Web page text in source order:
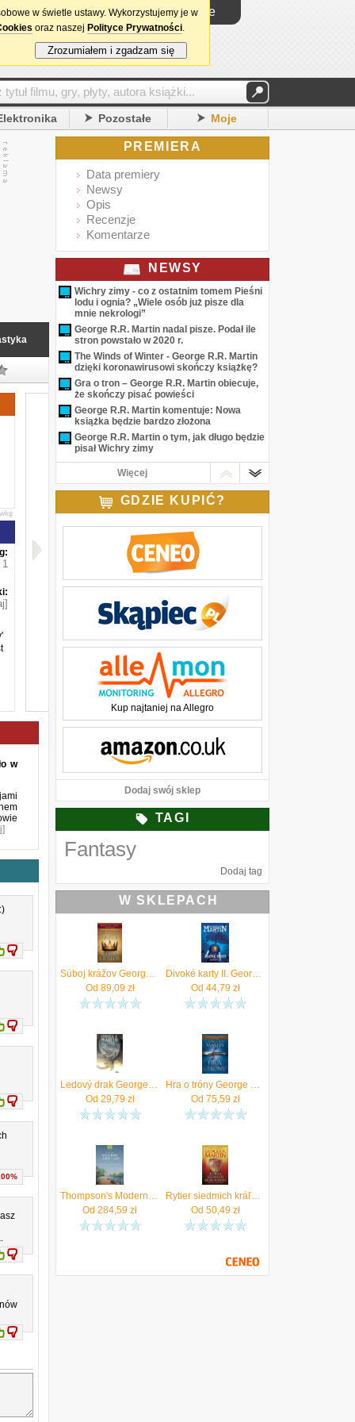
Logowanie
Pozostałe Moje
1
w
PREMIERA
Data premiery
Newsy
Opis
Recenzje
Komentarze
NEWSY
Wichry zimy - co z ostatnim tomem Pieśni
lodu i ognia? „Wiele osób już pisze dla
mnie nekrologi”
George R.R. Martin nadal pisze. Podał ile
stron powstało w 2020 r.
The Winds of Winter - George R.R. Martin
dzięki koronawirusowi skończy książkę?
Gra o tron – George R.R. Martin obiecuje,
że skończy pisać powieści
George R.R. Martin komentuje: Nowa
książka będzie bardzo złożona
George R.R. Martin o tym, jak długo będzie
pisał Wichry zimy
Wichry zimy – wydawca komentuje
informacje o dacie premiery
Plotka: znamy datę premiery książki
Wichry zimy?
fragment Wichrów zimy
Więcej
GDZIE KUPIĆ?
Kup najtaniej na Allegro
Dodaj swój sklep
TAGI
Fantasy
Dodaj tag
W SKLEPACH
Súboj krážov George R. R. Martin
Od 89,09 zł
Divoké karty II. George R. R. Martin
Od 44,79 zł
Ledový drak George R. R. Martin
Od 29,79 zł
Hra o tróny George R. R. Martin
Od 75,59 zł
Thompson's Modern Land Law George R. R. Martin
Od 284,59 zł
Rytier siedmich kráľovstiev George R. R. Martin
Od 50,49 zł
w świetle ustawy. Wykorzystujemy je w
oraz naszej Polityce Prywatności.
Zrozumiałem i zgadzam się